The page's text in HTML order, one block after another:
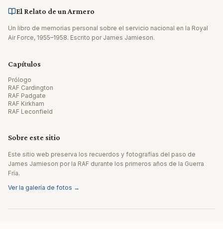
El Relato de un Armero
Un libro de memorias personal sobre el servicio nacional en la Royal
Air Force, 1955–1958. Escrito por James Jamieson.
Capítulos
Prólogo
RAF Cardington
RAF Padgate
RAF Kirkham
RAF Leconfield
Sobre este sitio
Este sitio web preserva los recuerdos y fotografías del paso de
James Jamieson por la RAF durante los primeros años de la Guerra
Fría.
Ver la galería de fotos →